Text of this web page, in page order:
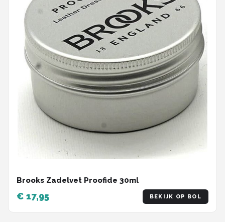
Brooks Zadelvet Proofide 30ml
€ 17,95 BEKIJK OP BOL